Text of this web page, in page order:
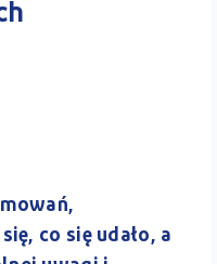
co się udało, a